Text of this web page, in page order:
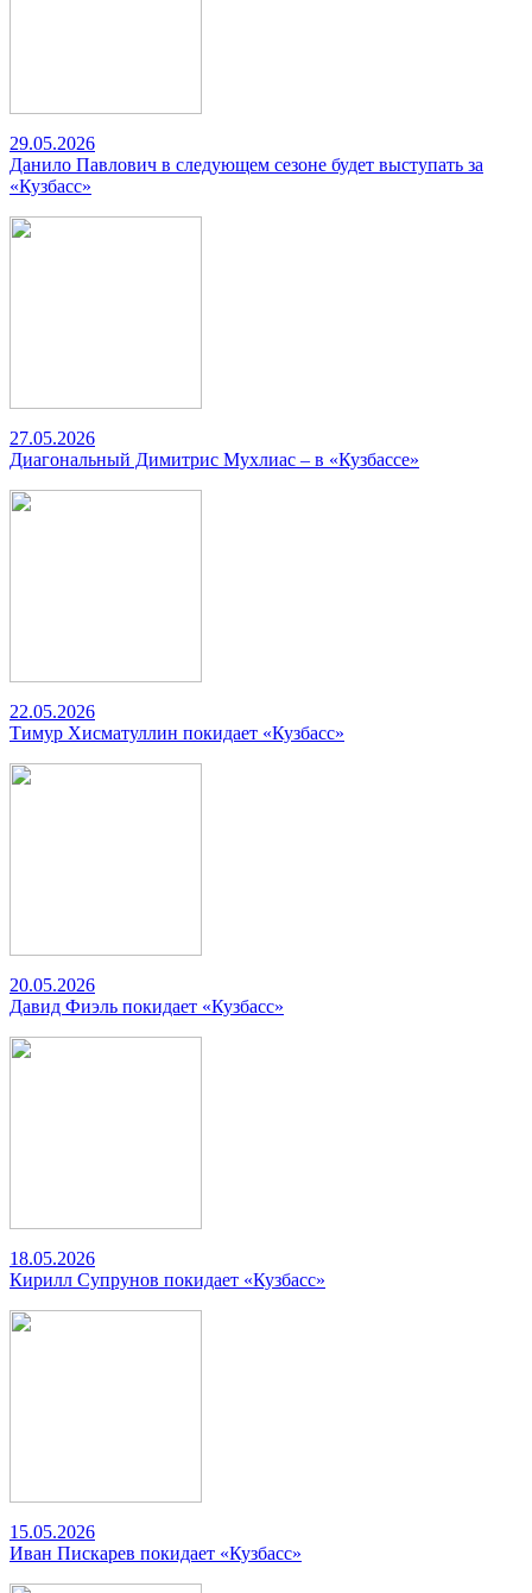
29.05.2026
Данило Павлович в следующем сезоне будет выступать за
«Кузбасс»
27.05.2026
Диагональный Димитрис Мухлиас – в «Кузбассе»
22.05.2026
Тимур Хисматуллин покидает «Кузбасс»
20.05.2026
Давид Фиэль покидает «Кузбасс»
18.05.2026
Кирилл Супрунов покидает «Кузбасс»
15.05.2026
Иван Пискарев покидает «Кузбасс»